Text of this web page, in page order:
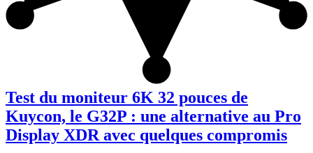
Test du moniteur 6K 32 pouces de
Kuycon, le G32P : une alternative au Pro
Display XDR avec quelques compromis